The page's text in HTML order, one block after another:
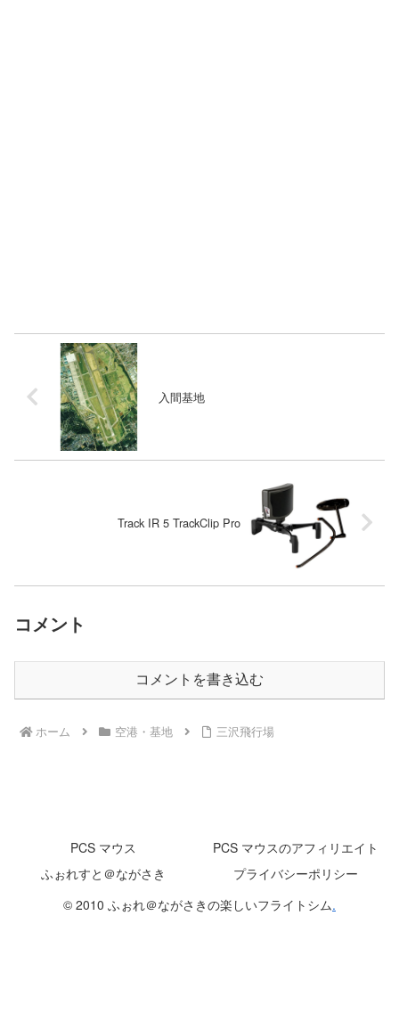
入間基地
Track IR 5 TrackClip Pro
コメント
コメントを書き込む
ホーム 空港・基地 三沢飛行場
PCS マウス
PCS マウスのアフィリエイト
ふぉれすと＠ながさき
プライバシーポリシー
© 2010 ふぉれ＠ながさきの楽しいフライトシム.